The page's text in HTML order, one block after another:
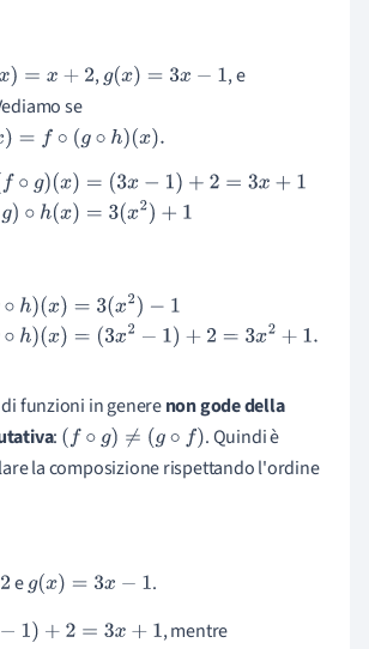
)=x +2 ,g(x)= 3x− 1
, e
se
(g ∘h )(x).
= (3 x−1)+2 =3x +1⇒( f∘ g)∘ h(x)=3( x2)+ 1
3( x2)−1⇒ f∘ g∘h)(x )=( 3x
funzioni in generenon gode della
: (f∘ g)≠(g ∘f
. Quindi è
la composizione rispettando l'ordine
eg(x)= 3x− 1
.
=3 x+1 ,mentre